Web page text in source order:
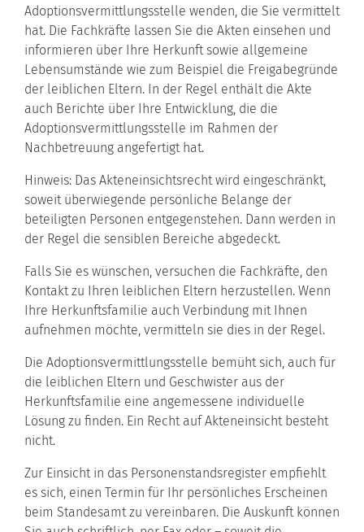
Adoptionsvermittlungsstelle wenden, die Sie vermittelt
hat. Die Fachkräfte lassen Sie die Akten einsehen und
informieren über Ihre Herkunft sowie allgemeine
Lebensumstände wie zum Beispiel die Freigabegründe
der leiblichen Eltern. In der Regel enthält die Akte
auch Berichte über Ihre Entwicklung, die die
Adoptionsvermittlungsstelle im Rahmen der
Nachbetreuung angefertigt hat.
Hinweis: Das Akteneinsichtsrecht wird eingeschränkt,
soweit überwiegende persönliche Belange der
beteiligten Personen entgegenstehen. Dann werden in
der Regel die sensiblen Bereiche abgedeckt.
Falls Sie es wünschen, versuchen die Fachkräfte, den
Kontakt zu Ihren leiblichen Eltern herzustellen. Wenn
Ihre Herkunftsfamilie auch Verbindung mit Ihnen
aufnehmen möchte, vermitteln sie dies in der Regel.
Die Adoptionsvermittlungsstelle bemüht sich, auch für
die leiblichen Eltern und Geschwister aus der
Herkunftsfamilie eine angemessene individuelle
Lösung zu finden. Ein Recht auf Akteneinsicht besteht
nicht.
Zur Einsicht in das Personenstandsregister empfiehlt
es sich, einen Termin für Ihr persönliches Erscheinen
beim Standesamt zu vereinbaren. Die Auskunft können